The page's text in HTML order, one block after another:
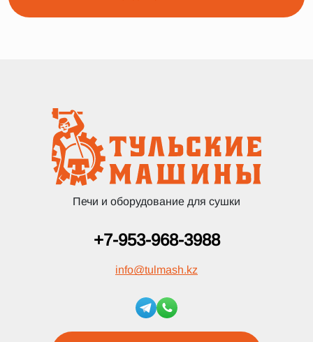
Печи и оборудование для сушки
+7-953-968-3988
info@tulmash.kz